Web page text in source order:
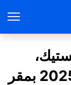
اليوم الأربعاء 23 يوليوز 2025 بمقر